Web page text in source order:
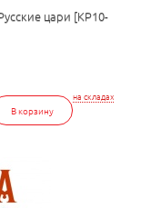
цари [КР10-
на складах
В корзину